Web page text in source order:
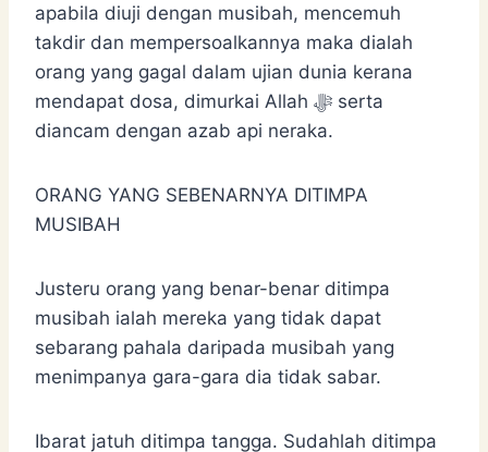
apabila diuji dengan musibah, mencemuh
takdir dan mempersoalkannya maka dialah
orang yang gagal dalam ujian dunia kerana
mendapat dosa, dimurkai Allah ﷻ serta
diancam dengan azab api neraka.
ORANG YANG SEBENARNYA DITIMPA
MUSIBAH
Justeru orang yang benar-benar ditimpa
musibah ialah mereka yang tidak dapat
sebarang pahala daripada musibah yang
menimpanya gara-gara dia tidak sabar.
Ibarat jatuh ditimpa tangga. Sudahlah ditimpa